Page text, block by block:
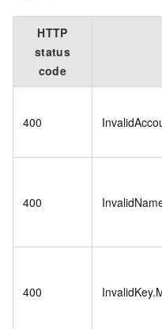
HTTP
status
code
400
400
400